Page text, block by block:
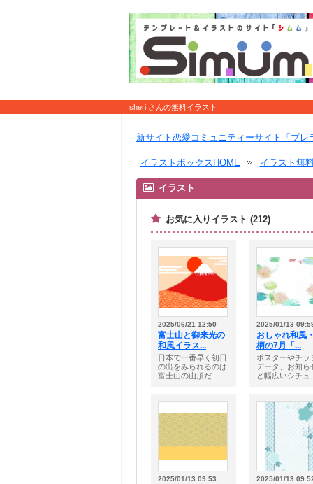
sheri さんの無料イラスト
新サイト恋愛コミュニティーサイト「ブレ
イラストボックスHOME イラスト無
イラスト
お気に入りイラスト (212)
2025/06/21 12:50
富士山と御来光の
和風イラス...
日本で一番早く初日
の出をみられるのは
富士山の山頂だ...
2025/01/13
おしゃれ和風
柄の7月「...
ポスターやチラ
データ、お知ら
ど幅広いシチュ
2025/01/13 09:53 2025/01/13